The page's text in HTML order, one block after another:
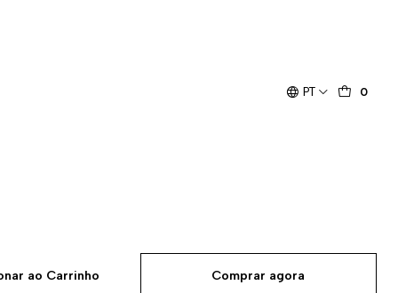
PT 0
ao Carrinho Comprar agora